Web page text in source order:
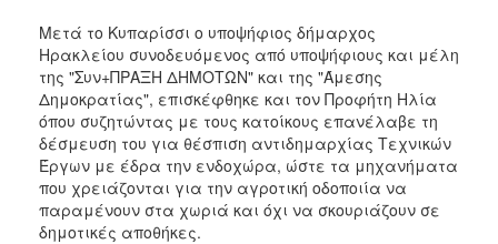
Μετά το Κυπαρίσσι ο υποψήφιος δήμαρχος
Ηρακλείου συνοδευόμενος από υποψήφιους και μέλη
της "Συν+ΠΡΑΞΗ ΔΗΜΟΤΩΝ" και της "Άμεσης
Δημοκρατίας", επισκέφθηκε και τον Προφήτη Ηλία
όπου συζητώντας με τους κατοίκους επανέλαβε τη
δέσμευση του για θέσπιση αντιδημαρχίας Τεχνικών
Έργων με έδρα την ενδοχώρα, ώστε τα μηχανήματα
που χρειάζονται για την αγροτική οδοποιία να
παραμένουν στα χωριά και όχι να σκουριάζουν σε
δημοτικές αποθήκες.